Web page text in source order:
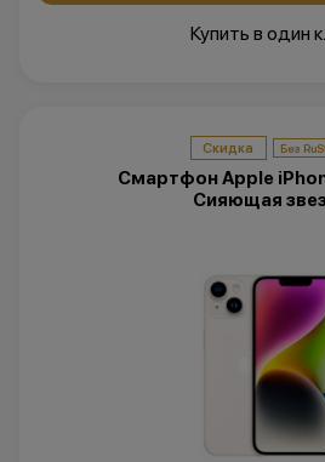
Купить в один
Скидка
Смартфон Apple
Cияющая